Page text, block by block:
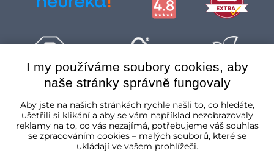
I my používáme soubory cookies, aby
naše stránky správně fungovaly
Aby jste na našich stránkách rychle našli to, co hledáte,
ušetřili si klikání a aby se vám například nezobrazovaly
reklamy na to, co vás nezajímá, potřebujeme váš souhlas
se zpracováním cookies – malých souborů, které se
ukládají ve vašem prohlížeči.